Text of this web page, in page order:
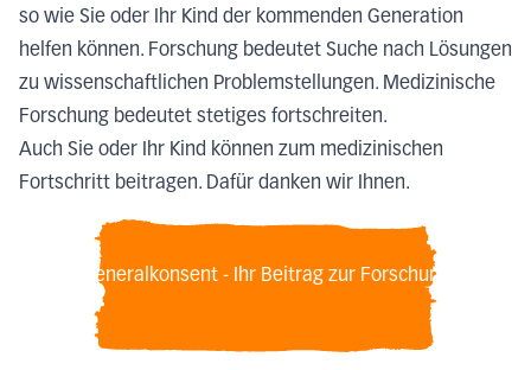
so wie Sie oder Ihr Kind der kommenden Generation
helfen können. Forschung bedeutet Suche nach Lösungen
zu wissenschaftlichen Problemstellungen. Medizinische
Forschung bedeutet stetiges fortschreiten.
Auch Sie oder Ihr Kind können zum medizinischen
Fortschritt beitragen. Dafür danken wir Ihnen.
Generalkonsent - Ihr Beitrag zur Forschung